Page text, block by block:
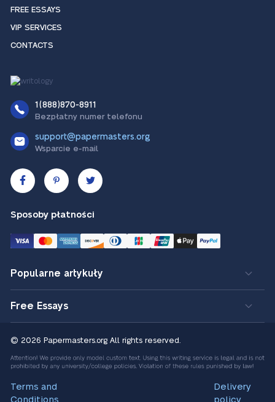
FREE ESSAYS
VIP SERVICES
CONTACTS
1(888)870-8911
Bezpłatny numer telefonu
support@papermasters.org
Wsparcie e-mail
Sposoby płatności
Popularne artykuły
Free Essays
© 2026 Papermasters.org All rights reserved.
Terms and
Conditions
Delivery
policy